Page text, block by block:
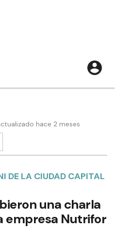
hace 2 meses
DE LA CIUDAD CAPITAL
una charla
empresa Nutrifor